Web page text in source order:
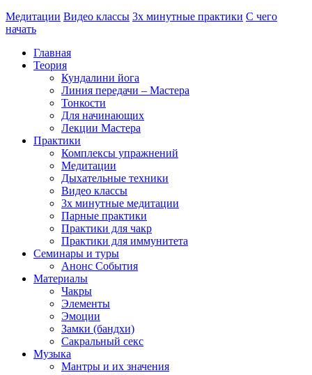
Медитации Видео классы 3х минутные практики С чего
начать
Главная
Теория
Кундалини йога
Линия передачи – Мастера
Тонкости
Для начинающих
Лекции Мастера
Практики
Комплексы упражнений
Медитации
Дыхательные техники
Видео классы
3х минутные медитации
Парные практики
Практики для чакр
Практики для иммунитета
Семинары и туры
Анонс События
Материалы
Чакры
Элементы
Эмоции
Замки (бандхи)
Сакральный секс
Музыка
Мантры и их значения